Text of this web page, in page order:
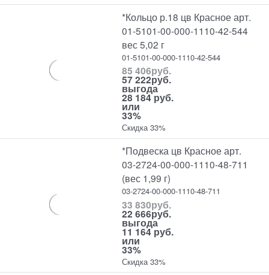
*Кольцо р.18 цв Красное арт.
01-5101-00-000-1110-42-544
вес 5,02 г
01-5101-00-000-1110-42-544
85 406руб.
57 222руб.
выгода
28 184 руб.
или
33%
Скидка 33%
*Подвеска цв Красное арт.
03-2724-00-000-1110-48-711
(вес 1,99 г)
03-2724-00-000-1110-48-711
33 830руб.
22 666руб.
выгода
11 164 руб.
или
33%
Скидка 33%